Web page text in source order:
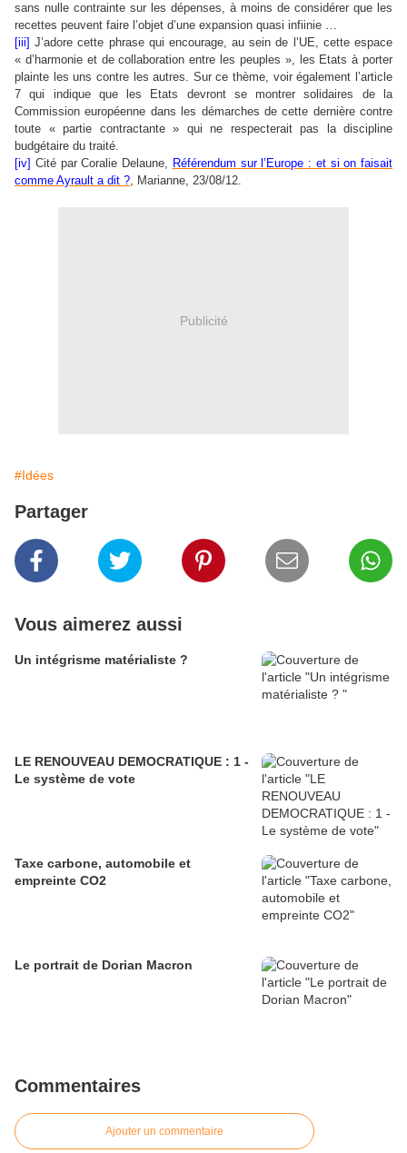
sans nulle contrainte sur les dépenses, à moins de considérer que les
recettes peuvent faire l’objet d’une expansion quasi infiinie …
[iii] J’adore cette phrase qui encourage, au sein de l’UE, cette espace
« d’harmonie et de collaboration entre les peuples », les Etats à porter
plainte les uns contre les autres. Sur ce thème, voir également l’article
7 qui indique que les Etats devront se montrer solidaires de la
Commission européenne dans les démarches de cette dernière contre
toute « partie contractante » qui ne respecterait pas la discipline
budgétaire du traité.
[iv] Cité par Coralie Delaune, Référendum sur l’Europe : et si on faisait
comme Ayrault a dit ?, Marianne, 23/08/12.
Publicité
#Idées
Partager
Vous aimerez aussi
Un intégrisme matérialiste ?
LE RENOUVEAU DEMOCRATIQUE : 1 -
Le système de vote
Taxe carbone, automobile et
empreinte CO2
Le portrait de Dorian Macron
Commentaires
Ajouter un commentaire